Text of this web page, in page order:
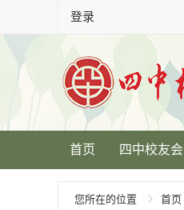
登录
首页 四中校友会
您所在的位置 首页